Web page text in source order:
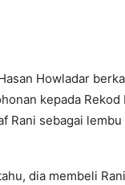
Howladar
kepada Rekod
Rani sebagai
dia membeli